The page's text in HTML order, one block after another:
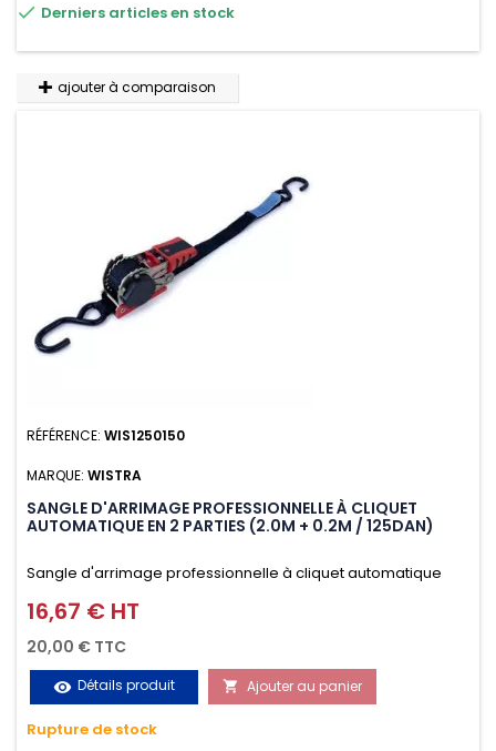
variations de températures, n'absorbe pas l'eau.
 Derniers articles en stock
ajouter à comparaison
RÉFÉRENCE: WIS1250150
MARQUE: WISTRA
SANGLE D'ARRIMAGE PROFESSIONNELLE À CLIQUET
AUTOMATIQUE EN 2 PARTIES (2.0M + 0.2M / 125DAN)
Sangle d'arrimage professionnelle à cliquet automatique
avec crochet S en 2 parties (2.0M + 0.2M / 125daN), simple et
rapide d'utilisation. Permet d'arrimer et de sécuriser
vos chargements pendant le transport. Matière polyester
très résistante aux UV et aux variations de températures,
n'absorbe pas l'eau.
Prix
16,67 € HT
20,00 € TTC
visibility Détails produit  Ajouter au panier
Rupture de stock